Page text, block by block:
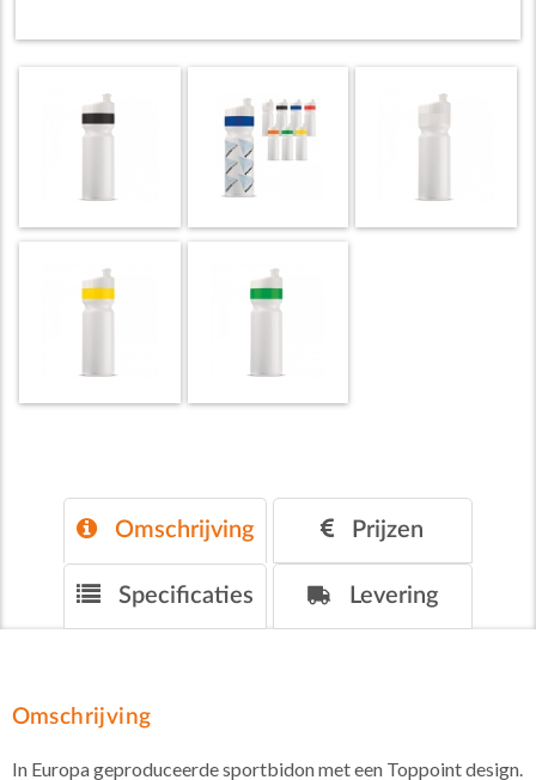
Omschrijving Prijzen
Specificaties Levering
Omschrijving
In Europa geproduceerde sportbidon met een Toppoint design.